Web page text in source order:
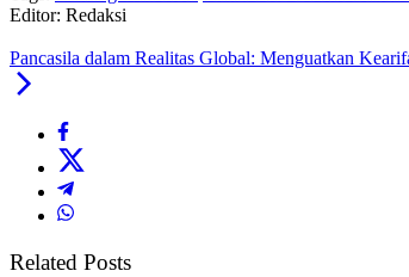
Editor: Redaksi
Pancasila dalam Realitas Global: Menguatkan
Related Posts